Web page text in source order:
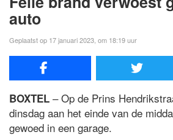
auto
Geplaatst op 17 januari 2023, om 18:19 uur
BOXTEL – Op de Prins
dinsdag aan het einde van de
gewoed in een garage.